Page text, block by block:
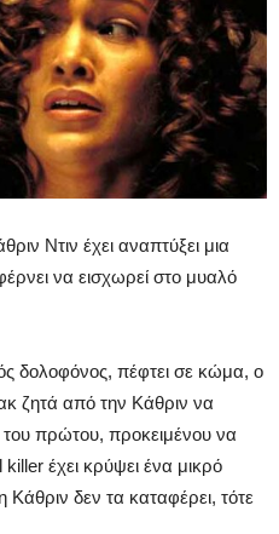
Ντιν έχει αναπτύξει μια
να εισχωρεί στο μυαλό
δολοφόνος, πέφτει σε κώμα, ο
ζητά από την Κάθριν να
πρώτου, προκειμένου να
έχει κρύψει ένα μικρό
Κάθριν δεν τα καταφέρει, τότε